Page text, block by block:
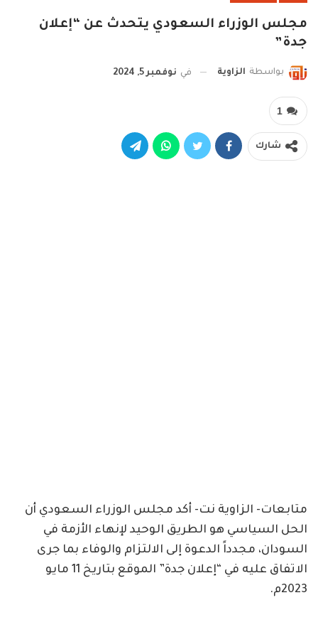
مجلس الوزراء السعودي يتحدث عن “إعلان
جدة”
بواسطة الزاوية في نوفمبر 5, 2024
1
شارك
متابعات- الزاوية نت- أكد مجلس الوزراء السعودي أن
الحل السياسي هو الطريق الوحيد لإنهاء الأزمة في
السودان، مجدداً الدعوة إلى الالتزام والوفاء بما جرى
الاتفاق عليه في “إعلان جدة” الموقع بتاريخ 11 مايو
2023م.